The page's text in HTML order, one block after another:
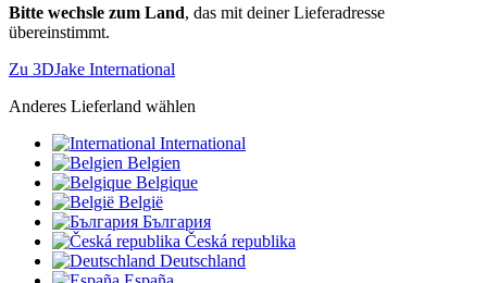
Bitte wechsle zum Land, das mit deiner Lieferadresse
übereinstimmt.
Zu 3DJake International
Anderes Lieferland wählen
International
Belgien
Belgique
België
България
Česká republika
Deutschland